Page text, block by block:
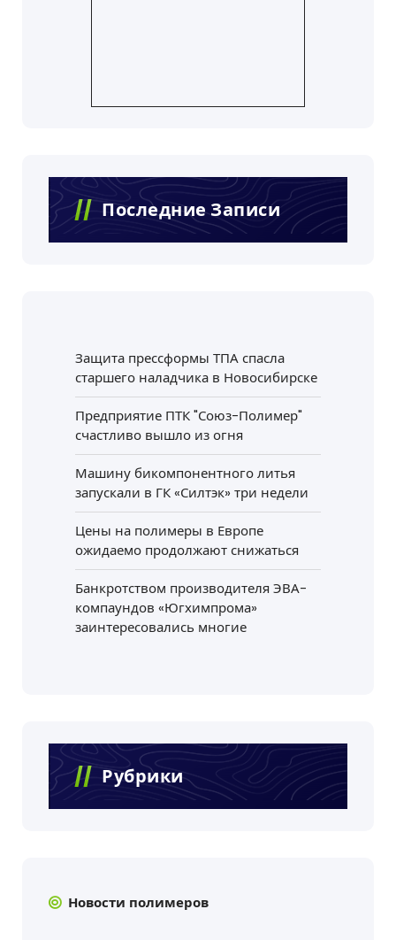
Последние Записи
Защита прессформы ТПА спасла
старшего наладчика в Новосибирске
Предприятие ПТК "Союз-Полимер"
счастливо вышло из огня
Машину бикомпонентного литья
запускали в ГК «Силтэк» три недели
Цены на полимеры в Европе
ожидаемо продолжают снижаться
Банкротством производителя ЭВА-
компаундов «Югхимпрома»
заинтересовались многие
Рубрики
Новости полимеров